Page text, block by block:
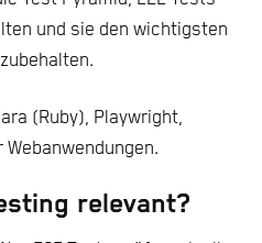
und sie den wichtigsten
(Ruby), Playwright,
relevant?